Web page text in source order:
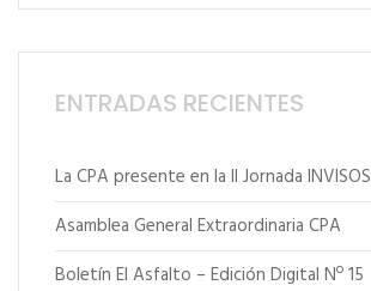
ENTRADAS RECIENTES
La CPA presente en la II Jornada INVISOS
Asamblea General Extraordinaria CPA
Boletín El Asfalto – Edición Digital Nº 15